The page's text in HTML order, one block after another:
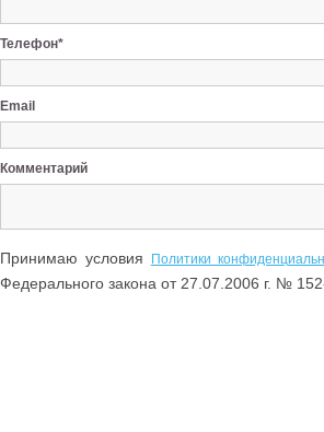
Телефон*
Email
Комментарий
Принимаю условия Политики
Федерального закона от 27.07.2006 г. №